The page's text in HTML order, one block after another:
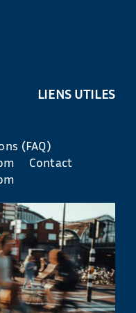
LIENS UTILES
(FAQ)
Contact